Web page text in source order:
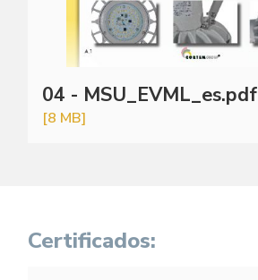
04 - MSU_EVML_es.pdf
[8 MB]
Certificados: